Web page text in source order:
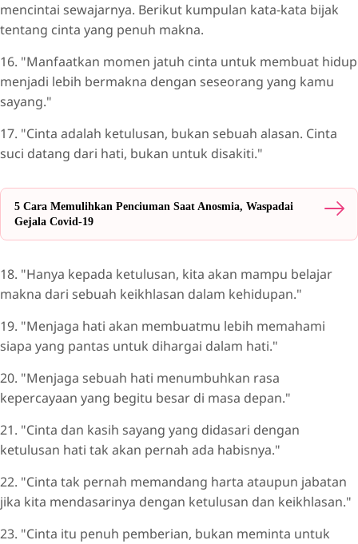
mencintai sewajarnya. Berikut kumpulan kata-kata bijak
tentang cinta yang penuh makna.
16. "Manfaatkan momen jatuh cinta untuk membuat hidup
menjadi lebih bermakna dengan seseorang yang kamu
sayang."
17. "Cinta adalah ketulusan, bukan sebuah alasan. Cinta
suci datang dari hati, bukan untuk disakiti."
5 Cara Memulihkan Penciuman Saat Anosmia, Waspadai
Gejala Covid-19
18. "Hanya kepada ketulusan, kita akan mampu belajar
makna dari sebuah keikhlasan dalam kehidupan."
19. "Menjaga hati akan membuatmu lebih memahami
siapa yang pantas untuk dihargai dalam hati."
20. "Menjaga sebuah hati menumbuhkan rasa
kepercayaan yang begitu besar di masa depan."
21. "Cinta dan kasih sayang yang didasari dengan
ketulusan hati tak akan pernah ada habisnya."
22. "Cinta tak pernah memandang harta ataupun jabatan
jika kita mendasarinya dengan ketulusan dan keikhlasan."
23. "Cinta itu penuh pemberian, bukan meminta untuk